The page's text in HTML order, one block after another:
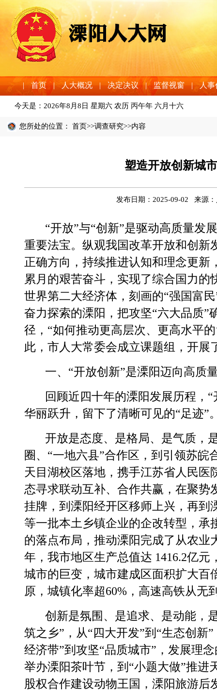
| 首页 | 人大概况 | 决定决议 | 监督视窗 | 人事
今天是： 2026年8月8日 星期六 农历 丙午年 六月十六
您所处的位置： 首页>>调查研究>>内容
塑造开放创新城
发布日期：2025-09-02 来源
“开放”与“创新”是驱动高质量发
重要法宝。纵观我国改革开放和创新
正确方向，持续推进认知和理念更
累月的艰苦奋斗，实现了综合国力
世界第二大经济体，刻画的“强国富
奋力探索的溧阳，把攻坚“六大品质
径，“如何推动更高层次、更高水平
此，市人大常委会成立课题组，开
一、 “开放创新”是溧阳迈向高质
回顾近四十年的溧阳发展历程， “
华丽跃升，留下了清晰可见的“足迹”
开放是态度、是格局、是气质，
圈、 “一地六县”合作区，到引领苏皖
天目湖校区落地，携手江苏省人民
态寻求联动互补、合作共赢，在聚
挂牌，到溧阳经开区移师上兴，再到
等一批本土乡镇企业的企改转型，
的落点布局，推动溧阳完成了从农业
年，我市地区生产总值达 1416.2亿
城市的巨变，城市建成区面积扩大百
原，城镇化率超60%，高速高铁从无
创新是氛围、是追求、是动能，
筑之乡”，从“四大开发”到“生态创新
经济带”到攻坚“品质城市”，发展理
举办溧阳茶叶节，到“小题大做”推
股权合作建设动物王国，溧阳旅游